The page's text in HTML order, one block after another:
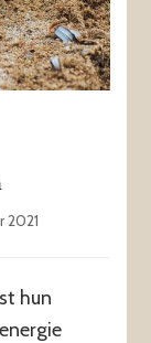
2021
hun